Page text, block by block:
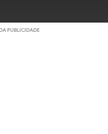
PUBLICIDADE